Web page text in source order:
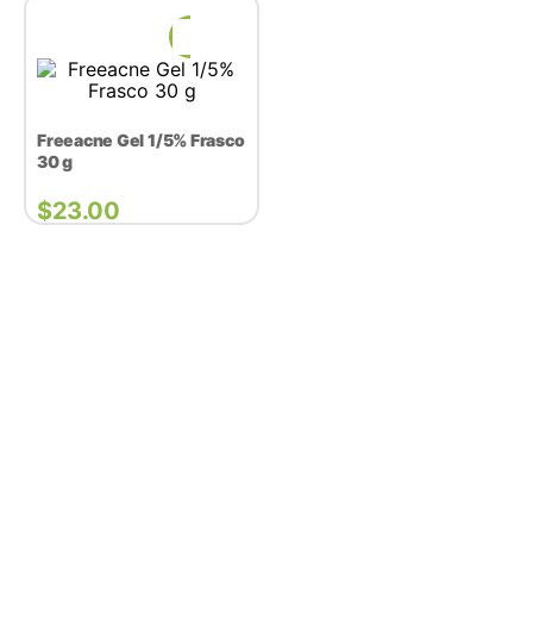
Freeacne Gel 1/5% Frasco
30 g
$23.00